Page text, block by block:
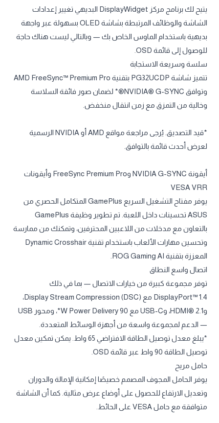
يتيح لك برنامج مركز DisplayWidget البديهي تغيير إعدادات
الشاشة والوظائف المرتبطة بشاشة OLED بسهولة عبر واجهة
بديهية باستخدام الماوس الخاص بك — وبالتالي ليست هناك حاجة
للوصول إلى قائمة OSD.
سلسة وسريعة الاستجابة
تتميز شاشة PG32UCDP بتقنية AMD FreeSync™ Premium Pro
وتوافق NVIDIA® G-SYNC®* لضمان صور فائقة السلاسة
وخالية من التمزق مع زمن انتقال منخفض.
*قيد التصديق. يُرجى مراجعة مواقع AMD أو NVIDIA الرسمية
لعرض أحدث قائمة بالتوافق.
أيقونة NVIDIA G-SYNC وFreeSync Premium Pro وأيقونات
VESA VRR
يوفر مفتاح التشغيل السريع GamePlus المتكامل الحصري من
ASUS تحسينات داخل اللعبة. تم تطوير وظيفة GamePlus
بالتعاون مع مدخلات من اللاعبين المحترفين، وتمكنك من ممارسة
وتحسين مهارات الألعاب باستخدام تقنية Dynamic Crosshair
المعززة بتقنية ROG Gaming AI.
اتصال واسع النطاق
توفر مجموعة كبيرة من خيارات الاتصال — بما في ذلك
DisplayPort™ 1.4 مع Display Stream Compression (DSC)،
وHDMI® 2.1، وUSB-C مع 90 W Power Delivery*، ومحور USB
— الدعم لمجموعة واسعة من أجهزة الوسائط المتعددة.
*يبلغ معدل توصيل الطاقة الافتراضي 65 واط. يمكن تمكين معدل
توصيل الطاقة 90 واط عبر قائمة OSD.
حامل مريح
يوفر الحامل المجوف المصمم خصيصًا إمكانية الإمالة والدوران
وتعديل الارتفاع للحصول على أوضاع عرض مثالية. كما أن الشاشة
متوافقة مع حامل VESA على الحائط.